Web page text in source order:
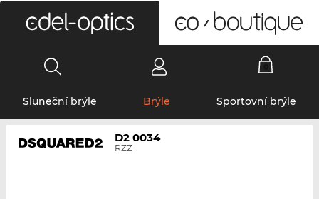
Sluneční brýle Brýle Sportovní brýle
D2 0034
RZZ